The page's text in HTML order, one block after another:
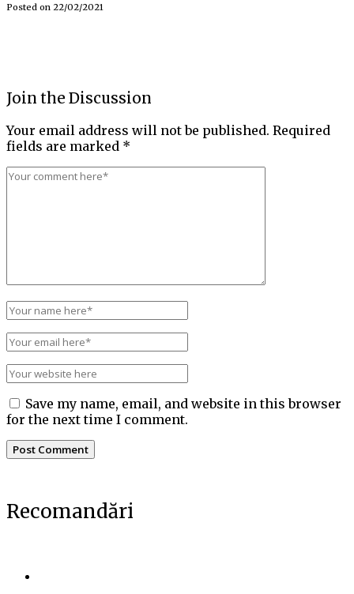
Posted on 22/02/2021
Join the Discussion
Your email address will not be published. Required
fields are marked *
Save my name, email, and website in this browser
for the next time I comment.
Recomandări